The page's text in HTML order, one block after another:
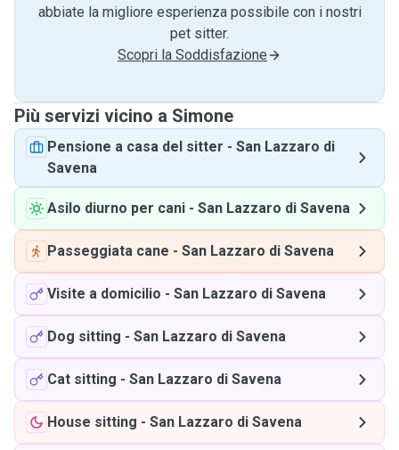
abbiate la migliore esperienza possibile con i nostri
pet sitter.
Scopri la Soddisfazione
Più servizi vicino a Simone
Pensione a casa del sitter - San Lazzaro di
Savena
Asilo diurno per cani - San Lazzaro di Savena
Passeggiata cane - San Lazzaro di Savena
Visite a domicilio - San Lazzaro di Savena
Dog sitting - San Lazzaro di Savena
Cat sitting - San Lazzaro di Savena
House sitting - San Lazzaro di Savena